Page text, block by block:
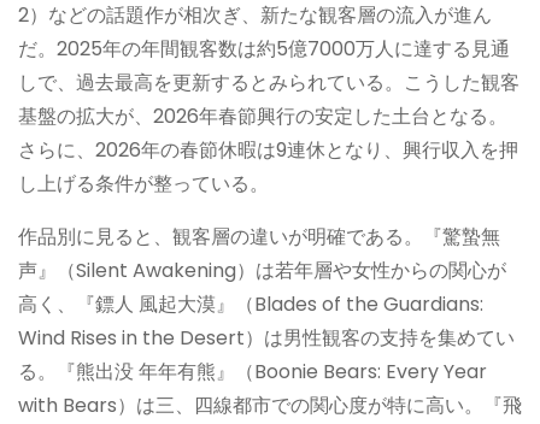
2）などの話題作が相次ぎ、新たな観客層の流入が進ん
だ。2025年の年間観客数は約5億7000万人に達する見通
しで、過去最高を更新するとみられている。こうした観客
基盤の拡大が、2026年春節興行の安定した土台となる。
さらに、2026年の春節休暇は9連休となり、興行収入を押
し上げる条件が整っている。
作品別に見ると、観客層の違いが明確である。『驚蟄無
声』（Silent Awakening）は若年層や女性からの関心が
高く、『鏢人 風起大漠』（Blades of the Guardians:
Wind Rises in the Desert）は男性観客の支持を集めてい
る。『熊出没 年年有熊』（Boonie Bears: Every Year
with Bears）は三、四線都市での関心度が特に高い。『飛